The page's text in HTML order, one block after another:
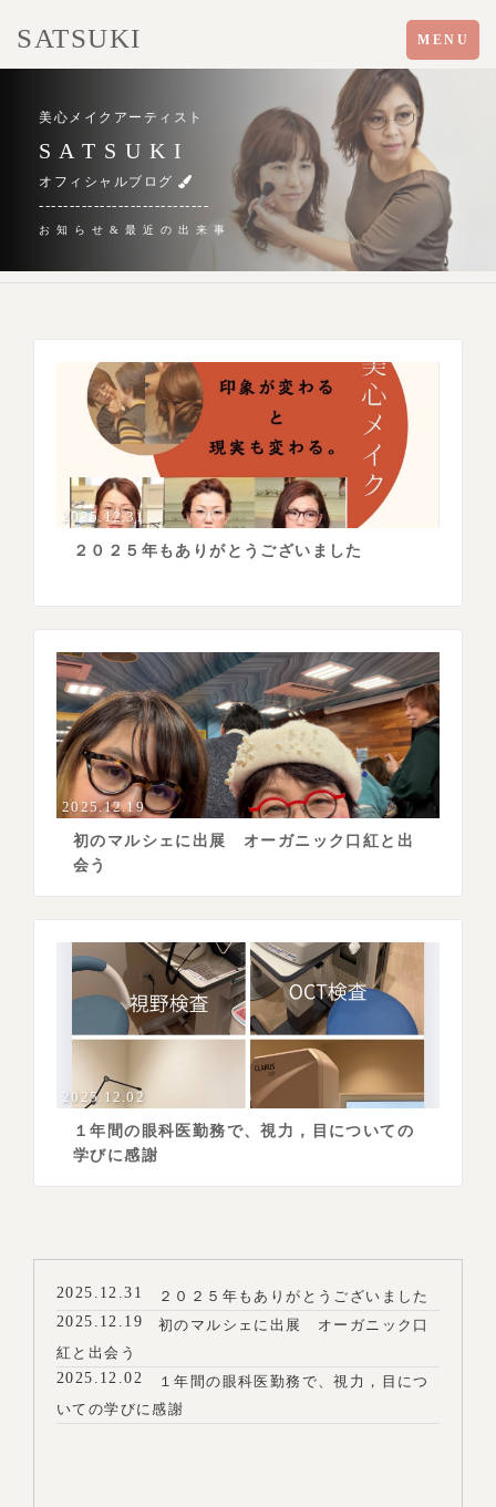
Toggle
navigation
MENU
SATSUKI
美心メイクアーティスト
S A T S U K I
オフィシャルブログ
----------------------------
お 知 ら せ & 最 近 の 出 来 事
2025.12.31
２０２５年もありがとうございました
2025.12.19
初のマルシェに出展 オーガニック口紅と出
会う
2025.12.02
１年間の眼科医勤務で、視力，目についての
学びに感謝
2025.12.31
２０２５年もありがとうございました
2025.12.19
初のマルシェに出展 オーガニック口
紅と出会う
2025.12.02
１年間の眼科医勤務で、視力，目につ
いての学びに感謝